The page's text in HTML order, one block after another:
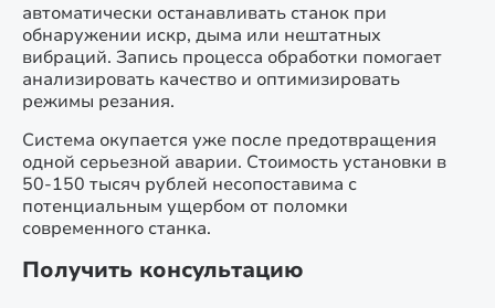
автоматически останавливать станок при
обнаружении искр, дыма или нештатных
вибраций. Запись процесса обработки помогает
анализировать качество и оптимизировать
режимы резания.
Система окупается уже после предотвращения
одной серьезной аварии. Стоимость установки в
50-150 тысяч рублей несопоставима с
потенциальным ущербом от поломки
современного станка.
Получить консультацию